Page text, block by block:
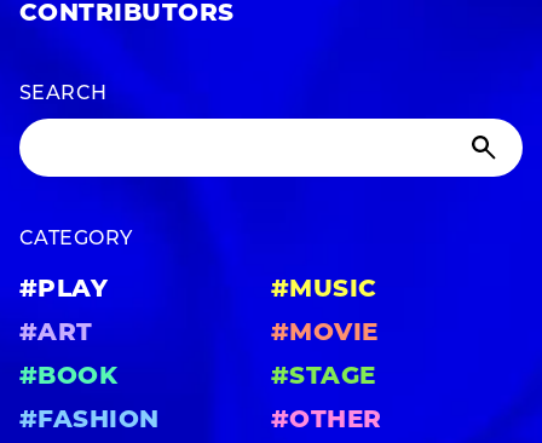
CONTRIBUTORS
SEARCH
CATEGORY
#PLAY
#MUSIC
#ART
#MOVIE
#BOOK
#STAGE
#FASHION
#OTHER